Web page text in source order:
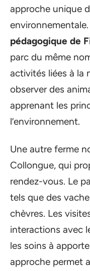
approche unique
environnementale.
pédagogique de
parc du même
activités liées à la
observer des
apprenant les
l’environnement.
Une autre ferme
Collongue, qui
rendez-vous. Le
tels que des
chèvres. Les
interactions avec
les soins à
approche permet